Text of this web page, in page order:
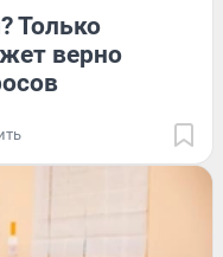
Только
верно